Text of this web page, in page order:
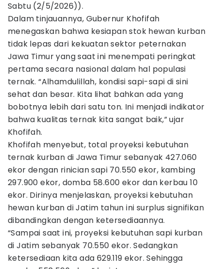
Sabtu (2/5/2026)).
Dalam tinjauannya, Gubernur Khofifah
menegaskan bahwa kesiapan stok hewan kurban
tidak lepas dari kekuatan sektor peternakan
Jawa Timur yang saat ini menempati peringkat
pertama secara nasional dalam hal populasi
ternak. “Alhamdulillah, kondisi sapi-sapi di sini
sehat dan besar. Kita lihat bahkan ada yang
bobotnya lebih dari satu ton. Ini menjadi indikator
bahwa kualitas ternak kita sangat baik,” ujar
Khofifah.
Khofifah menyebut, total proyeksi kebutuhan
ternak kurban di Jawa Timur sebanyak 427.060
ekor dengan rinician sapi 70.550 ekor, kambing
297.900 ekor, domba 58.600 ekor dan kerbau 10
ekor. Dirinya menjelaskan, proyeksi kebutuhan
hewan kurban di Jatim tahun ini surplus signifikan
dibandingkan dengan ketersediaannya.
“Sampai saat ini, proyeksi kebutuhan sapi kurban
di Jatim sebanyak 70.550 ekor. Sedangkan
ketersediaan kita ada 629.119 ekor. Sehingga